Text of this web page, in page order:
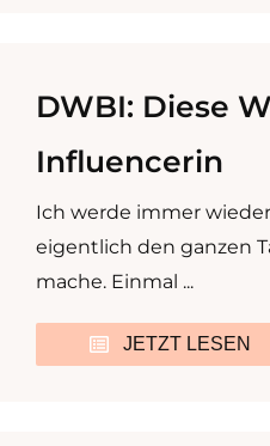
DWBI: Diese
Influencerin
Ich werde immer
eigentlich den ganzen
mache. Einmal ...
JETZT LESEN